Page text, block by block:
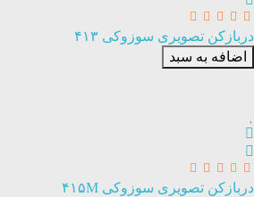
دربازکن تصویری سوزوکی ۴۱۳
اضافه به سبد
دربازکن تصویری سوزوکی ۴۱۵M